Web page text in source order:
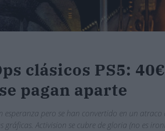
clásicos PS5:
pagan aparte
esperanza pero se han convertido en un
Activision se cubre de gloria (no es